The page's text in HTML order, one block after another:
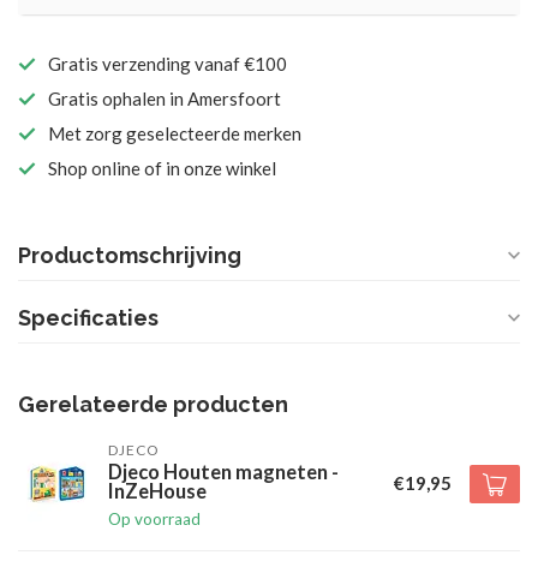
Gratis verzending vanaf €100
Gratis ophalen in Amersfoort
Met zorg geselecteerde merken
Shop online of in onze winkel
Productomschrijving
Specificaties
Gerelateerde producten
DJECO
Djeco Houten magneten -
InZeHouse
Op voorraad
€19,95